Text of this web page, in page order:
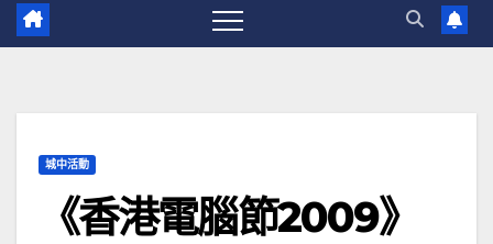
城中活動
《香港電腦節2009》